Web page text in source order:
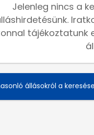
Jelenleg nincs a
tájékoztatunk
állásokról a